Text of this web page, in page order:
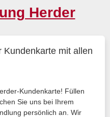
Kundenkarte mit allen
Kundenkarte! Füllen
Sie uns bei Ihrem
persönlich an. Wir